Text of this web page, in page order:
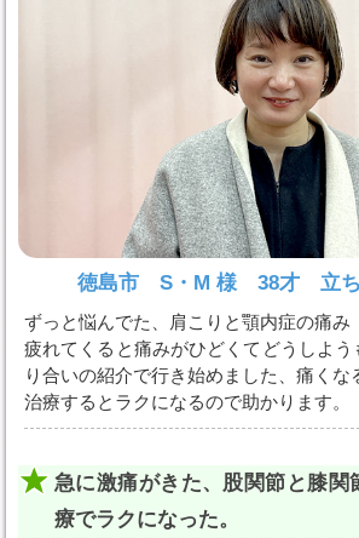
徳島市 S・M 様 38才 立
ずっと悩んでた、肩こりと顎内症の痛み
疲れてくると痛みがひどくてどうしよ
り合いの紹介で行き始めました、痛くな
治療するとラクになるので助かります。
急に激痛がきた、股関節と膝関
療でラクになった。